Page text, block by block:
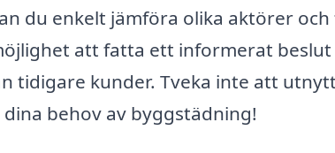
du enkelt jämföra olika aktörer
att fatta ett informerat
tidigare kunder. Tveka inte att
behov av byggstädning!